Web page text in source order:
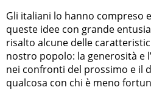
Gli italiani lo hanno compreso
queste idee con grande
risalto alcune delle
nostro popolo: la generosità e
nei confronti del prossimo e il
qualcosa con chi è meno